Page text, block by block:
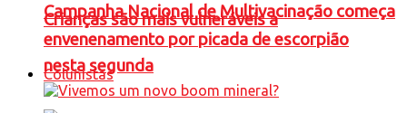
Campanha Nacional de Multivacinação começa
nesta segunda
Crianças são mais vulneráveis a
envenenamento por picada de escorpião
Colunistas